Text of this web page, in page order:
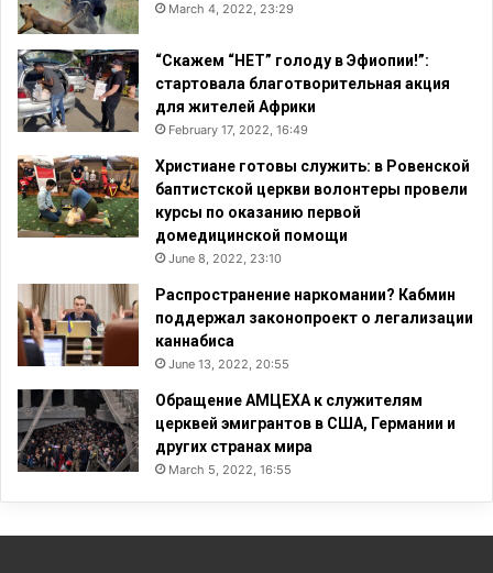
March 4, 2022, 23:29
“Скажем “НЕТ” голоду в Эфиопии!”:
стартовала благотворительная акция
для жителей Африки
February 17, 2022, 16:49
Христиане готовы служить: в Ровенской
баптистской церкви волонтеры провели
курсы по оказанию первой
домедицинской помощи
June 8, 2022, 23:10
Распространение наркомании? Кабмин
поддержал законопроект о легализации
каннабиса
June 13, 2022, 20:55
Обращение АМЦЕХА к служителям
церквей эмигрантов в США, Германии и
других странах мира
March 5, 2022, 16:55